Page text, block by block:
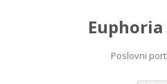
Poslovni